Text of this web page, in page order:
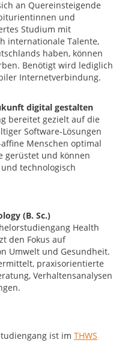
an Quereinsteigende
und
Studium mit
internationale Talente,
haben, können
Benötigt wird lediglich
Internetverbindung.
digital gestalten
bereitet gezielt auf die
Software-Lösungen
Menschen optimal
gerüstet und können
technologisch
(B. Sc.)
Health
den Fokus auf
Umwelt und Gesundheit.
praxisorientierte
Verhaltensanalysen
ist im THWS